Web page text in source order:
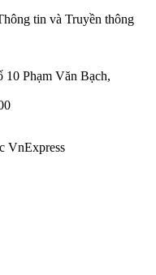
tin và Truyền thông
10 Phạm Văn Bạch,
VnExpress